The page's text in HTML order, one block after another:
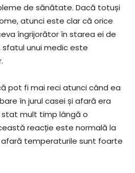
de sănătate. Dacă totuși
atunci este clar că orice
îngrijorător în starea ei de
sfatul unui medic este
pot fi mai reci atunci când ea
în jurul casei și afară era
mult timp lângă o
reacție este normală la
afară temperaturile sunt foarte